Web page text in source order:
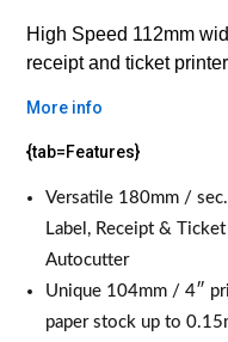
High Speed 112mm
receipt and ticket printer
More info
{tab=Features}
Versatile 180mm /
Label, Receipt &
Autocutter
Unique 104mm / 4″
paper stock up to